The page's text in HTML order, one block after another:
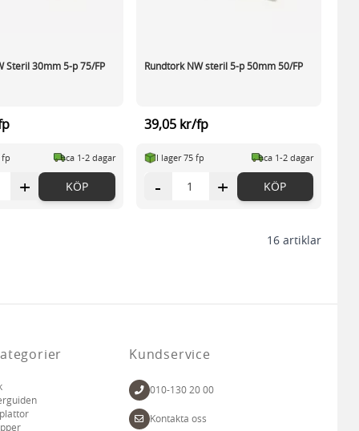
Steril 30mm 5-p 75/FP
fp ca 1-2 dagar
+ KÖP
Rundtork NW steril 5-p 50mm 50/FP
39,05 kr/fp
I lager 75 fp ca 1-2 dagar
- + KÖP
16 artiklar
Kundservice
010-130 20 00
Kontakta oss